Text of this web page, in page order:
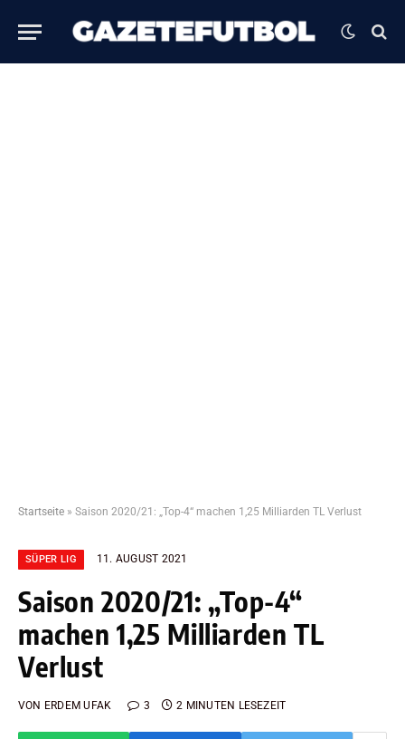
Startseite » Saison 2020/21: „Top-4“ machen 1,25 Milliarden TL Verlust
SÜPER LIG 11. AUGUST 2021
Saison 2020/21: „Top-4“
machen 1,25 Milliarden TL
Verlust
VON ERDEM UFAK 3 2 MINUTEN LESEZEIT